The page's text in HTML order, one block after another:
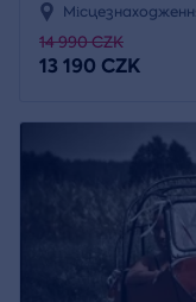
14 990 CZK
13 190 CZK